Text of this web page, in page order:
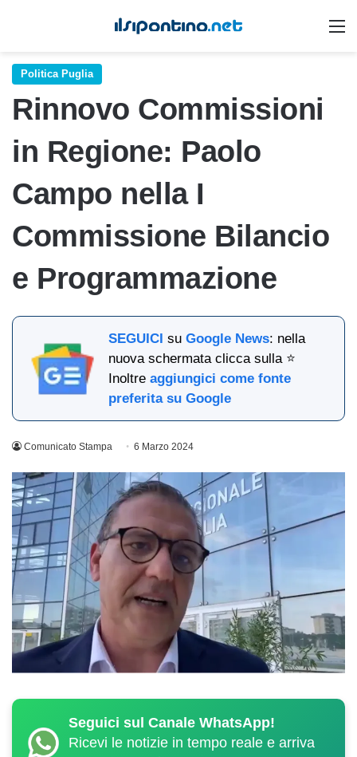
Politica Puglia
Rinnovo Commissioni
in Regione: Paolo
Campo nella I
Commissione Bilancio
e Programmazione
SEGUICI suGoogle News: nella
nuova schermata clicca sulla ⭐
Inoltreaggiungici come fonte
preferita su Google
Comunicato Stampa 6 Marzo 2024
Seguici sul Canale WhatsApp!
Ricevi le notizie in tempo reale e arriva